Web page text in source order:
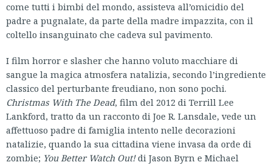
come tutti i bimbi del mondo, assisteva all’omicidio del
padre a pugnalate, da parte della madre impazzita, con il
coltello insanguinato che cadeva sul pavimento.
I film horror e slasher che hanno voluto macchiare di
sangue la magica atmosfera natalizia, secondo l’ingrediente
classico del perturbante freudiano, non sono pochi.
Christmas With The Dead, film del 2012 di Terrill Lee
Lankford, tratto da un racconto di Joe R. Lansdale, vede un
affettuoso padre di famiglia intento nelle decorazioni
natalizie, quando la sua cittadina viene invasa da orde di
zombie; You Better Watch Out!di Jason Byrn e Michael